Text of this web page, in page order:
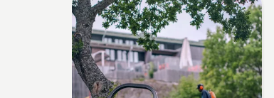
Isto prolonga a vida útil da
barra e da corrente. Siga as
instruções deste breve vídeo
para saber como verificar se
o sistema de lubrificação da
corrente da motosserra